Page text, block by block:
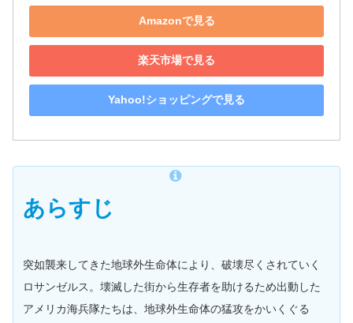
Amazonで見る
楽天市場で見る
Yahoo!ショッピングで見る
あらすじ
突如襲来してきた地球外生命体により、破壊尽くされていく
ロサンゼルス。壊滅した街から生存者を助けるため出動した
アメリカ海兵隊たちは、地球外生命体の猛攻をかいくぐる